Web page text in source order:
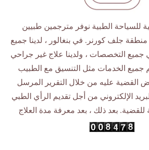
للسياحة الطبية نوفر مترجمين طبيين
جلف كورنر. في بنغالور ، لدينا جميع
جميع التخصصات ، ولدينا علاج غير جراحي
جميع الخدمات مثل التنسيق مع الطبيب
عليه من خلال التقرير المرسل
الإلكتروني من أجل تقديم الرأي الطبي
للقضية. بعد ذلك ، بعد معرفة مدة العلاج